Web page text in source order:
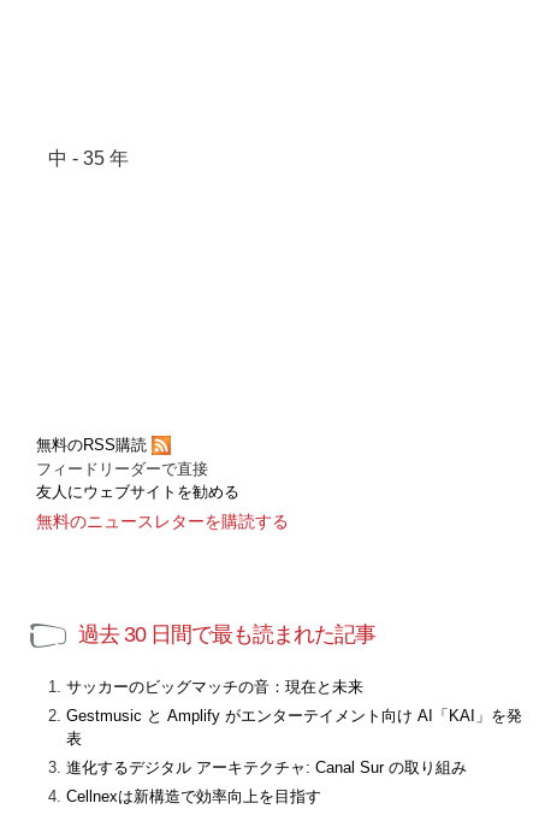
中 - 35 年
無料のRSS購読
フィードリーダーで直接
友人にウェブサイトを勧める
無料のニュースレターを購読する
過去 30 日間で最も読まれた記事
サッカーのビッグマッチの音：現在と未来
Gestmusic と Amplify がエンターテイメント向け AI「KAI」を発
表
進化するデジタル アーキテクチャ: Canal Sur の取り組み
Cellnexは新構造で効率向上を目指す